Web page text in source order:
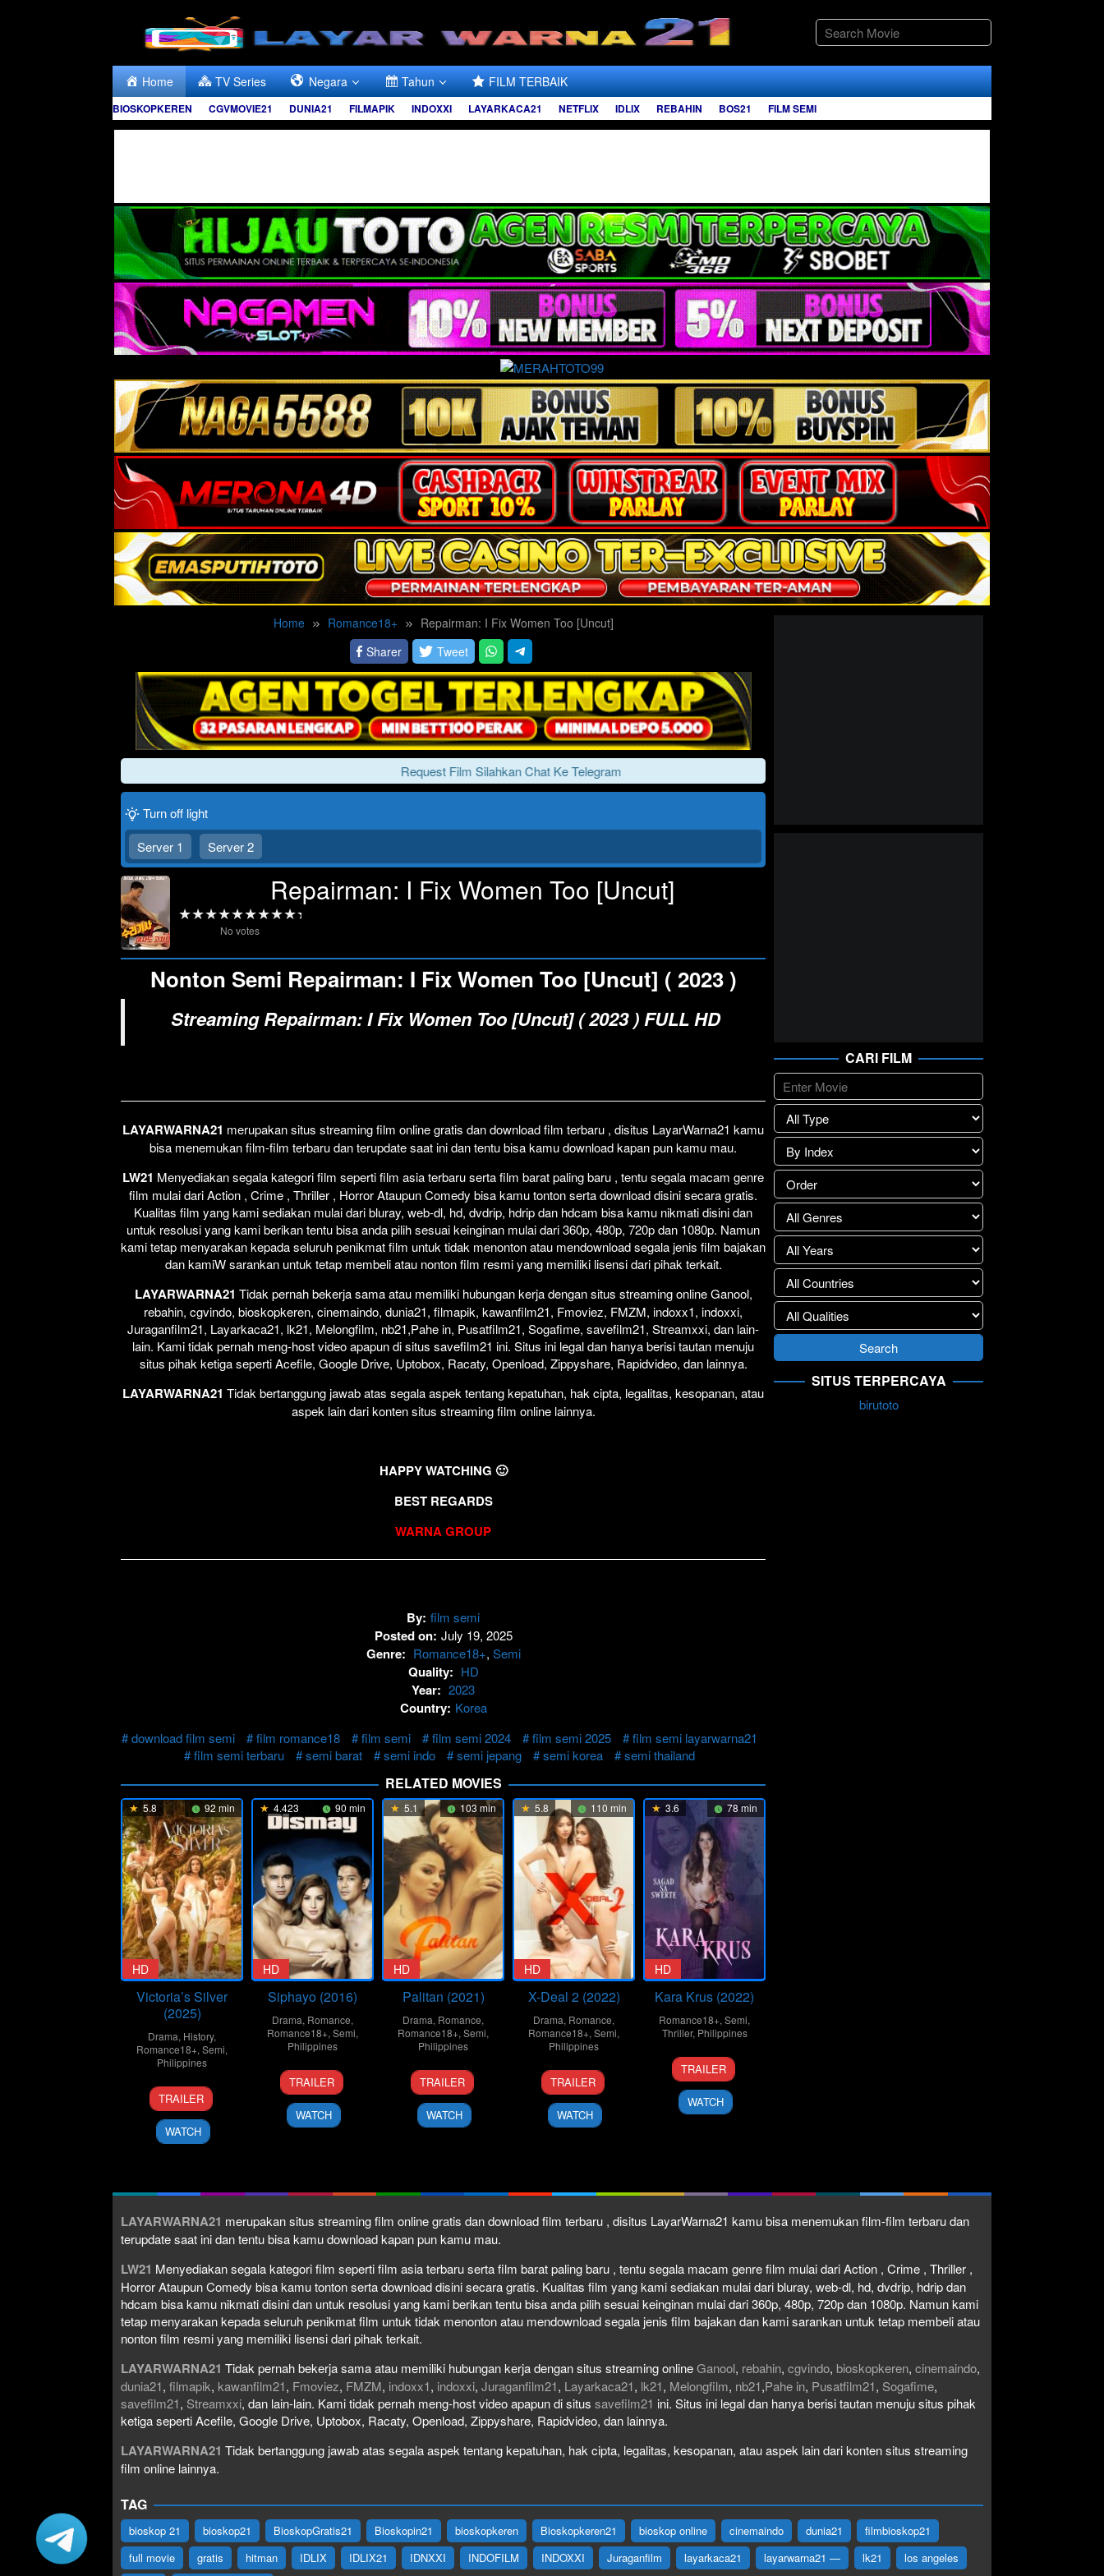
Home TV Series Negara Tahun FILM TERBAIK
BIOSKOPKEREN CGVMOVIE21 DUNIA21 FILMAPIK INDOXXI LAYARKACA21 NETFLIX IDLIX REBAHIN BOS21 FILM SEMI
Home Romance18+
Repairman: I Fix Women Too [Uncut]
Sharer
Tweet
Request Film Silahkan Chat Ke Telegram
Turn off light
Server 1
Server 2
Repairman: I Fix Women Too [Uncut]
No votes
Nonton Semi Repairman: I Fix Women Too [Uncut] ( 2023 )
Streaming Repairman: I Fix Women Too [Uncut] ( 2023 ) FULL HD
LAYARWARNA21 merupakan situs streaming film online gratis dan download film terbaru , disitus LayarWarna21 kamu
bisa menemukan film-film terbaru dan terupdate saat ini dan tentu bisa kamu download kapan pun kamu mau.
LW21 Menyediakan segala kategori film seperti film asia terbaru serta film barat paling baru , tentu segala macam genre
film mulai dari Action , Crime , Thriller , Horror Ataupun Comedy bisa kamu tonton serta download disini secara gratis.
Kualitas film yang kami sediakan mulai dari bluray, web-dl, hd, dvdrip, hdrip dan hdcam bisa kamu nikmati disini dan
untuk resolusi yang kami berikan tentu bisa anda pilih sesuai keinginan mulai dari 360p, 480p, 720p dan 1080p. Namun
kami tetap menyarakan kepada seluruh penikmat film untuk tidak menonton atau mendownload segala jenis film bajakan
dan kamiW sarankan untuk tetap membeli atau nonton film resmi yang memiliki lisensi dari pihak terkait.
LAYARWARNA21 Tidak pernah bekerja sama atau memiliki hubungan kerja dengan situs streaming online Ganool,
rebahin, cgvindo, bioskopkeren, cinemaindo, dunia21, filmapik, kawanfilm21, Fmoviez, FMZM, indoxx1, indoxxi,
Juraganfilm21, Layarkaca21, lk21, Melongfilm, nb21,Pahe in, Pusatfilm21, Sogafime, savefilm21, Streamxxi, dan lain-
lain. Kami tidak pernah meng-host video apapun di situs savefilm21 ini. Situs ini legal dan hanya berisi tautan menuju
situs pihak ketiga seperti Acefile, Google Drive, Uptobox, Racaty, Openload, Zippyshare, Rapidvideo, dan lainnya.
LAYARWARNA21 Tidak bertanggung jawab atas segala aspek tentang kepatuhan, hak cipta, legalitas, kesopanan, atau
aspek lain dari konten situs streaming film online lainnya.
HAPPY WATCHING 🙂
BEST REGARDS
WARNA GROUP
By: film semi
Posted on: July 19, 2025
Genre: Romance18+, Semi
Quality: HD
Year: 2023
Country: Korea
download film semi
film romance18 film semi film semi 2024 film semi 2025
film semi layarwarna21
film semi terbaru
semi barat semi indo semi jepang semi korea semi thailand
RELATED MOVIES
5.8 92 min
HD
Victoria’s Silver
(2025)
Drama, History,
Romance18+, Semi,
Philippines
15
Aug
2025
Mac
Alejandre
TRAILER
WATCH
4.423 90 min
HD
Siphayo (2016)
Drama, Romance,
Romance18+, Semi,
Philippines
3
Oct
2016
Joel
Lamangan
TRAILER
WATCH
5.1 103 min
HD
Palitan (2021)
Drama, Romance,
Romance18+, Semi,
Philippines
10
Dec
2021
Brillante
MA
Mendoza
TRAILER
WATCH
5.8 110 min
HD
X-Deal 2 (2022)
Drama, Romance,
Romance18+, Semi,
Philippines
25
Mar
2022
Lawrence
Fajardo
TRAILER
WATCH
3.6 78 min
HD
Kara Krus (2022)
Romance18+, Semi,
Thriller, Philippines
4
Nov
2022
G.B.
Sampedro
TRAILER
WATCH
CARI FILM
SITUS TERPERCAYA
birutoto
LAYARWARNA21 merupakan situs streaming film online gratis dan download film terbaru , disitus LayarWarna21 kamu bisa menemukan film-film terbaru dan
terupdate saat ini dan tentu bisa kamu download kapan pun kamu mau.
LW21 Menyediakan segala kategori film seperti film asia terbaru serta film barat paling baru , tentu segala macam genre film mulai dari Action , Crime , Thriller ,
Horror Ataupun Comedy bisa kamu tonton serta download disini secara gratis. Kualitas film yang kami sediakan mulai dari bluray, web-dl, hd, dvdrip, hdrip dan
hdcam bisa kamu nikmati disini dan untuk resolusi yang kami berikan tentu bisa anda pilih sesuai keinginan mulai dari 360p, 480p, 720p dan 1080p. Namun kami
tetap menyarakan kepada seluruh penikmat film untuk tidak menonton atau mendownload segala jenis film bajakan dan kami sarankan untuk tetap membeli atau
nonton film resmi yang memiliki lisensi dari pihak terkait.
LAYARWARNA21 Tidak pernah bekerja sama atau memiliki hubungan kerja dengan situs streaming onlineGanool, rebahin, cgvindo, bioskopkeren, cinemaindo,
dunia21, filmapik, kawanfilm21, Fmoviez, FMZM, indoxx1, indoxxi, Juraganfilm21, Layarkaca21, lk21, Melongfilm, nb21,Pahe in, Pusatfilm21, Sogafime,
savefilm21, Streamxxi, dan lain-lain. Kami tidak pernah meng-host video apapun di situs savefilm21 ini. Situs ini legal dan hanya berisi tautan menuju situs pihak
ketiga seperti Acefile, Google Drive, Uptobox, Racaty, Openload, Zippyshare, Rapidvideo, dan lainnya.
LAYARWARNA21 Tidak bertanggung jawab atas segala aspek tentang kepatuhan, hak cipta, legalitas, kesopanan, atau aspek lain dari konten situs streaming
film online lainnya.
TAG
bioskop 21 bioskop21 BioskopGratis21 Bioskopin21 bioskopkeren Bioskopkeren21 bioskop online cinemaindo dunia21
filmbioskop21
full movie
gratis hitman IDLIX IDLIX21 IDNXXI INDOFILM INDOXXI Juraganfilm layarkaca21 layarwarna21 — lk21 los angeles